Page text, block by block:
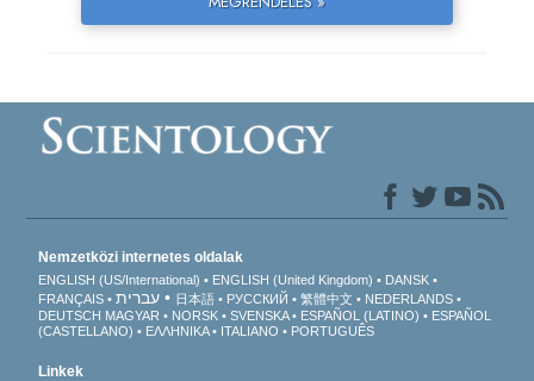
Nemzetközi internetes oldalak
ENGLISH (US/International) ENGLISH (United Kingdom)
DANSK
FRANÇAIS
עברית 日本語 РУССКИЙ 繁體中文
NEDERLANDS
DEUTSCH MAGYAR NORSK SVENSKA ESPAÑOL (LATINO)
ESPAÑOL
(CASTELLANO)
ΕΛΛΗΝΙΚA ITALIANO PORTUGUÊS
Linkek